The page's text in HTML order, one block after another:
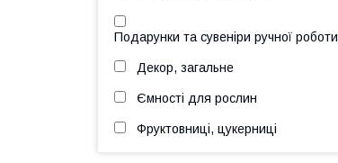
Подарунки та сувеніри ручної роботи
Декор, загальне
Ємності для рослин
Фруктовниці, цукерниці